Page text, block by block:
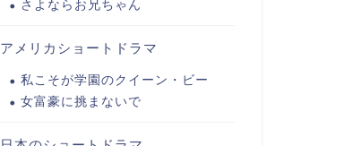
さよならお兄ちゃん
アメリカショートドラマ
私こそが学園のクイーン・ビー
女富豪に挑まないで